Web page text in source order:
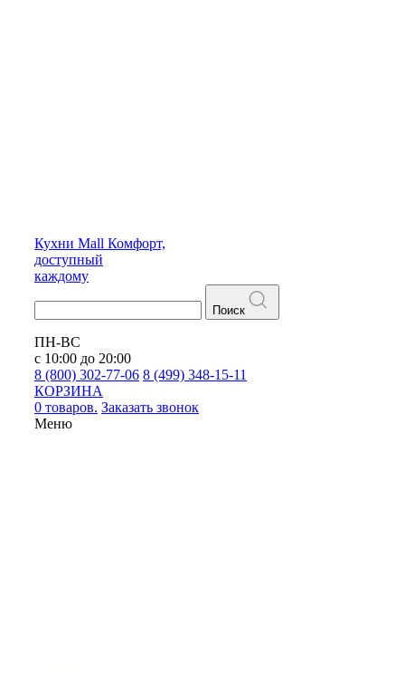
Кухни Mall Комфорт,
доступный
каждому
Поиск
ПН-ВС
с 10:00 до 20:00
8 (800) 302-77-06 8 (499) 348-15-11
КОРЗИНА
0 товаров. Заказать звонок
Меню